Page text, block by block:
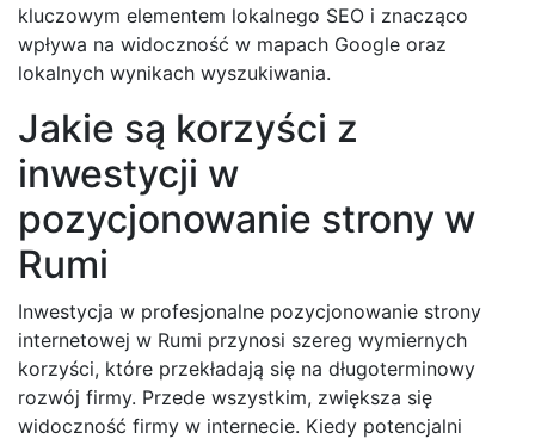
kluczowym elementem lokalnego SEO i znacząco
wpływa na widoczność w mapach Google oraz
lokalnych wynikach wyszukiwania.
Jakie są korzyści z
inwestycji w
pozycjonowanie strony w
Rumi
Inwestycja w profesjonalne pozycjonowanie strony
internetowej w Rumi przynosi szereg wymiernych
korzyści, które przekładają się na długoterminowy
rozwój firmy. Przede wszystkim, zwiększa się
widoczność firmy w internecie. Kiedy potencjalni